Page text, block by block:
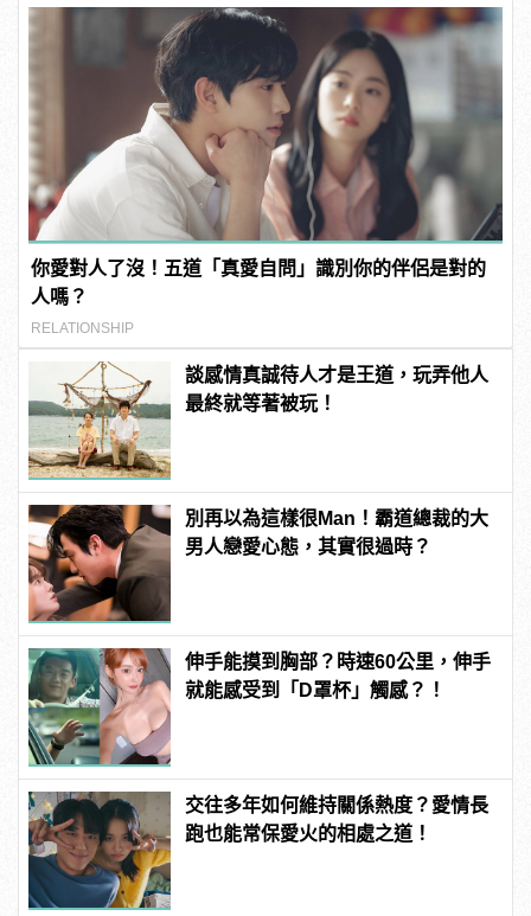
你愛對人了沒！五道「真愛自問」識別你的伴侶是對的
人嗎？
RELATIONSHIP
談感情真誠待人才是王道，玩弄他人
最終就等著被玩！
別再以為這樣很Man！霸道總裁的大
男人戀愛心態，其實很過時？
伸手能摸到胸部？時速60公里，伸手
就能感受到「D罩杯」觸感？！
交往多年如何維持關係熱度？愛情長
跑也能常保愛火的相處之道！